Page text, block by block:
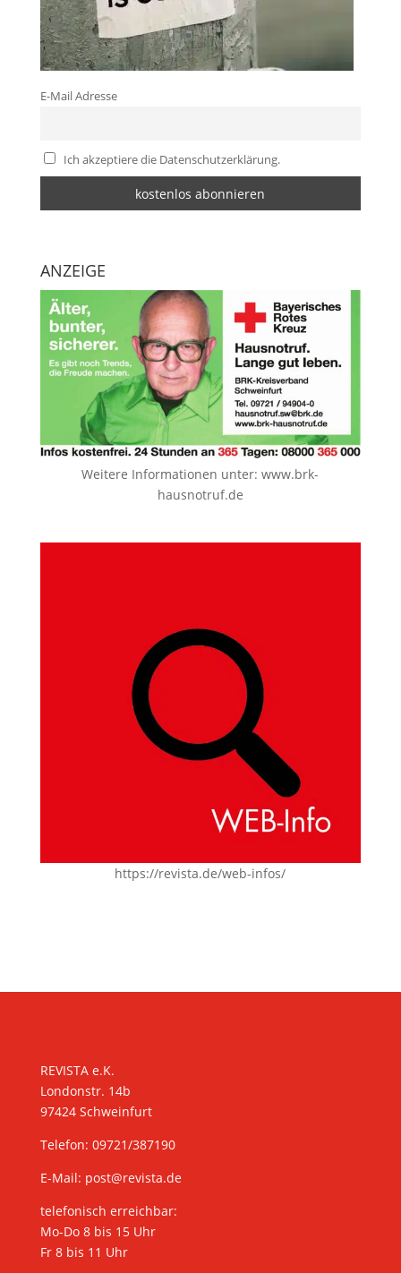
E-Mail Adresse
Ich akzeptiere die Datenschutzerklärung.
ANZEIGE
Weitere Informationen unter:www.brk-
hausnotruf.de
https://revista.de/web-infos/
REVISTA e.K.
Londonstr. 14b
97424 Schweinfurt
Telefon: 09721/387190
E-Mail: post@revista.de
telefonisch erreichbar:
Mo-Do 8 bis 15 Uhr
Fr 8 bis 11 Uhr